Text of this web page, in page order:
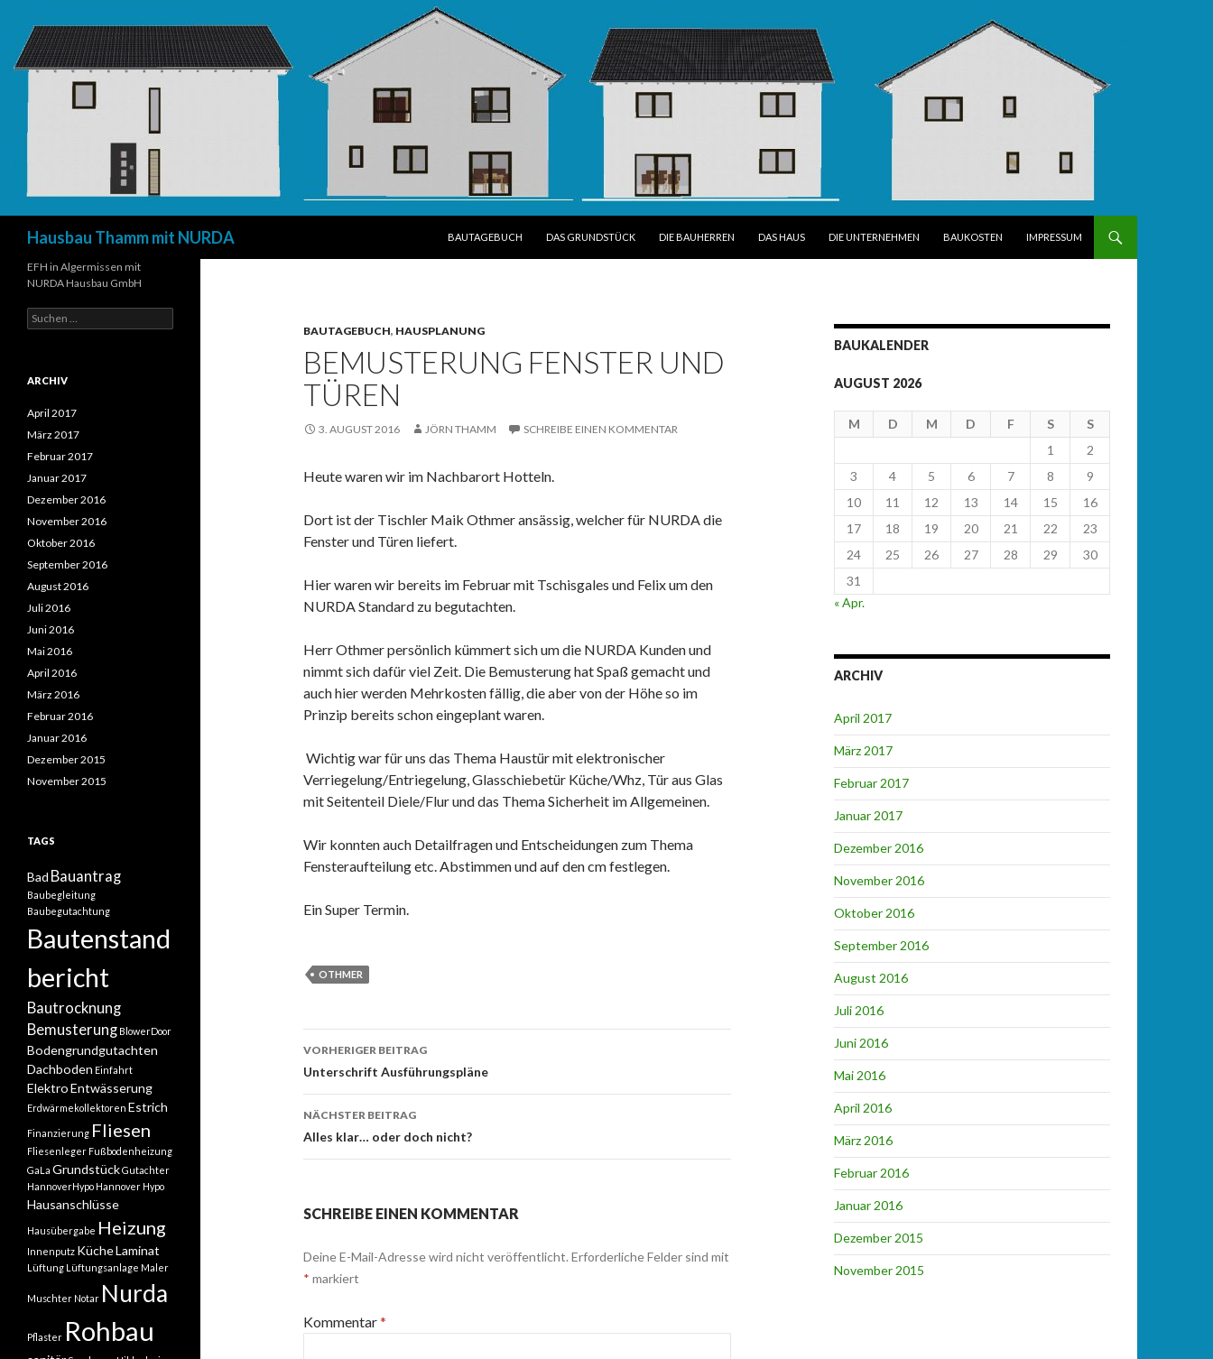
Hausbau Thamm mit NURDA
BAUTAGEBUCH
DAS GRUNDSTÜCK DIE BAUHERREN DAS HAUS DIE UNTERNEHMEN BAUKOSTEN IMPRESSUM
BAUTAGEBUCH, HAUSPLANUNG
BEMUSTERUNG FENSTER UND
TÜREN
3. AUGUST 2016 JÖRN THAMM SCHREIBE EINEN KOMMENTAR
Heute waren wir im Nachbarort Hotteln.
Dort ist der Tischler Maik Othmer ansässig, welcher für NURDA die
Fenster und Türen liefert.
Hier waren wir bereits im Februar mit Tschisgales und Felix um den
NURDA Standard zu begutachten.
Herr Othmer persönlich kümmert sich um die NURDA Kunden und
nimmt sich dafür viel Zeit. Die Bemusterung hat Spaß gemacht und
auch hier werden Mehrkosten fällig, die aber von der Höhe so im
Prinzip bereits schon eingeplant waren.
Wichtig war für uns das Thema Haustür mit elektronischer
Verriegelung/Entriegelung, Glasschiebetür Küche/Whz, Tür aus Glas
mit Seitenteil Diele/Flur und das Thema Sicherheit im Allgemeinen.
Wir konnten auch Detailfragen und Entscheidungen zum Thema
Fensteraufteilung etc. Abstimmen und auf den cm festlegen.
Ein Super Termin.
OTHMER
Beitrags-
Navigation
VORHERIGER BEITRAG
Unterschrift Ausführungspläne
NÄCHSTER BEITRAG
Alles klar… oder doch nicht?
SCHREIBE EINEN KOMMENTAR
Deine E-Mail-Adresse wird nicht veröffentlicht. Erforderliche Felder sind mit
* markiert
Kommentar*
BAUKALENDER
AUGUST 2026
M D M D F S
S
1
2
3
4 5 6 7 8
9
10
11 12 13 14 15
16
17
18 19 20 21 22
23
24
25 26 27 28 29
30
31
« Apr.
ARCHIV
April 2017
März 2017
Februar 2017
Januar 2017
Dezember 2016
November 2016
Oktober 2016
September 2016
August 2016
Juli 2016
Juni 2016
Mai 2016
April 2016
März 2016
Februar 2016
Januar 2016
Dezember 2015
November 2015
EFH in Algermissen mit
NURDA Hausbau GmbH
Suchen
nach:
ARCHIV
April 2017
März 2017
Februar 2017
Januar 2017
Dezember 2016
November 2016
Oktober 2016
September 2016
August 2016
Juli 2016
Juni 2016
Mai 2016
April 2016
März 2016
Februar 2016
Januar 2016
Dezember 2015
November 2015
TAGS
Bad Bauantrag
Baubegleitung
Baubegutachtung
Bautenstand
bericht
Bautrocknung
Bemusterung BlowerDoor
Bodengrundgutachten
Dachboden Einfahrt
ElektroEntwässerung
Erdwärmekollektoren Estrich
Finanzierung Fliesen
Fliesenleger Fußbodenheizung
GaLa GrundstückGutachter
HannoverHypo Hannover Hypo
Hausanschlüsse
Hausübergabe Heizung
Innenputz KücheLaminat
Lüftung Lüftungsanlage Maler
Muschter Notar Nurda
Pflaster Rohbau